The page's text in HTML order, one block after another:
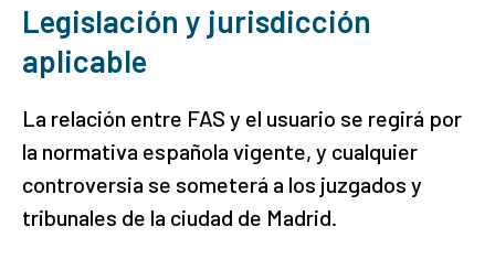
Legislación y jurisdicción
aplicable
La relación entre FAS y el usuario se regirá por
la normativa española vigente, y cualquier
controversia se someterá a los juzgados y
tribunales de la ciudad de Madrid.